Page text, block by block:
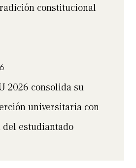
constitucional
2026 consolida su
universitaria con
estudiantado